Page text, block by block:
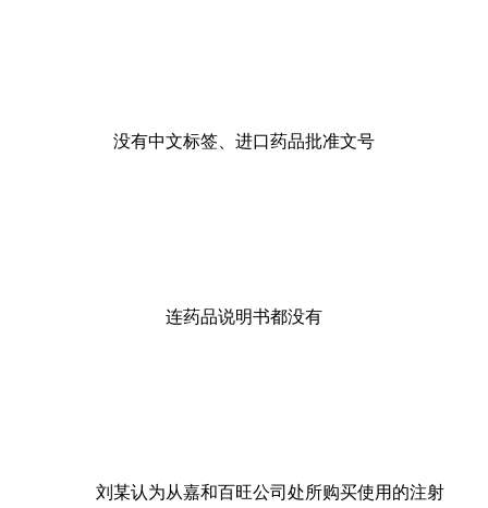
没有中文标签、进口药品批准文号
连药品说明书都没有
刘某认为从嘉和百旺公司处所购买使用的注射